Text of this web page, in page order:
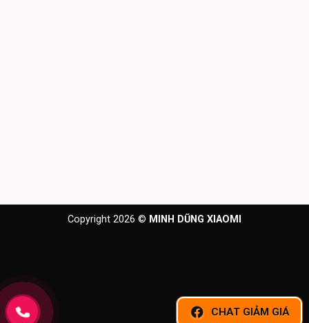
Copyright 2026 © MINH DŨNG XIAOMI
CHAT GIẢM GIÁ